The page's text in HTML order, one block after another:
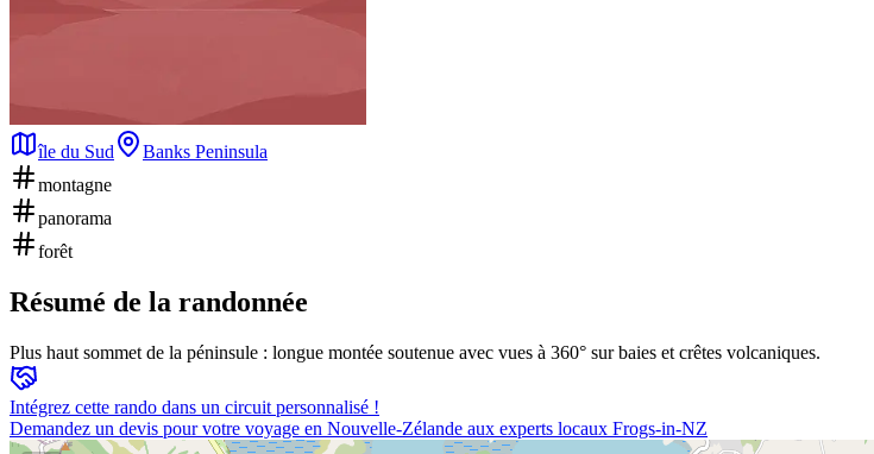
île du Sud
Banks Peninsula
montagne
panorama
forêt
Résumé de la randonnée
Plus haut sommet de la péninsule : longue montée soutenue avec vues à 360° sur baies et crêtes volcaniques.
Intégrez cette rando dans un circuit personnalisé !
Demandez un devis pour votre voyage en Nouvelle-Zélande aux experts locaux Frogs-in-NZ